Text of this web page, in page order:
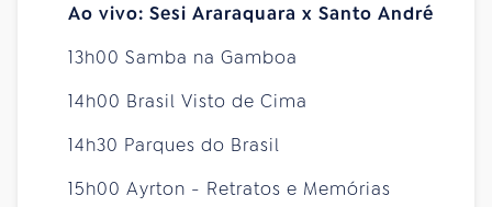
Ao vivo: Sesi Araraquara x Santo André
13h00 Samba na Gamboa
14h00 Brasil Visto de Cima
14h30 Parques do Brasil
15h00 Ayrton - Retratos e Memórias